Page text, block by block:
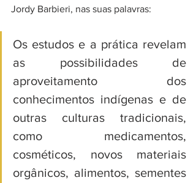
Jordy Barbieri, nas suas palavras:
Os estudos e a prática revelam
as possibilidades de
aproveitamento dos
conhecimentos indígenas e de
outras culturas tradicionais,
como medicamentos,
cosméticos, novos materiais
orgânicos, alimentos, sementes